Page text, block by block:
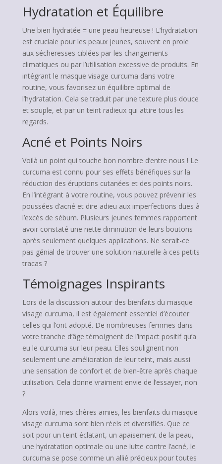
Hydratation et Équilibre
Une bien hydratée = une peau heureuse ! L’hydratation
est cruciale pour les peaux jeunes, souvent en proie
aux sécheresses ciblées par les changements
climatiques ou par l’utilisation excessive de produits. En
intégrant le masque visage curcuma dans votre
routine, vous favorisez un équilibre optimal de
l’hydratation. Cela se traduit par une texture plus douce
et souple, et par un teint radieux qui attire tous les
regards.
Acné et Points Noirs
Voilà un point qui touche bon nombre d’entre nous ! Le
curcuma est connu pour ses effets bénéfiques sur la
réduction des éruptions cutanées et des points noirs.
En l’intégrant à votre routine, vous pouvez prévenir les
poussées d’acné et dire adieu aux imperfections dues à
l’excès de sébum. Plusieurs jeunes femmes rapportent
avoir constaté une nette diminution de leurs boutons
après seulement quelques applications. Ne serait-ce
pas génial de trouver une solution naturelle à ces petits
tracas ?
Témoignages Inspirants
Lors de la discussion autour des bienfaits du masque
visage curcuma, il est également essentiel d’écouter
celles qui l’ont adopté. De nombreuses femmes dans
votre tranche d’âge témoignent de l’impact positif qu’a
eu le curcuma sur leur peau. Elles soulignent non
seulement une amélioration de leur teint, mais aussi
une sensation de confort et de bien-être après chaque
utilisation. Cela donne vraiment envie de l’essayer, non
?
Alors voilà, mes chères amies, les bienfaits du masque
visage curcuma sont bien réels et diversifiés. Que ce
soit pour un teint éclatant, un apaisement de la peau,
une hydratation optimale ou une lutte contre l’acné, le
curcuma se pose comme un allié précieux pour toutes